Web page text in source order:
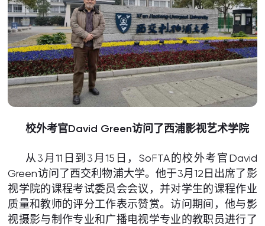
校外考官David Green访问了西浦影视艺术学院
从3月11日到3月15日，SoFTA的校外考官David
Green访问了西交利物浦大学。他于3月12日出席了影
视学院的课程考试委员会会议，并对学生的课程作业
质量和教师的评分工作表示赞赏。访问期间，他与影
视摄影与制作专业和广播电视学专业的教职员进行了